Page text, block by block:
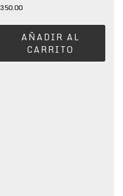
350.00
AÑADIR AL
CARRITO